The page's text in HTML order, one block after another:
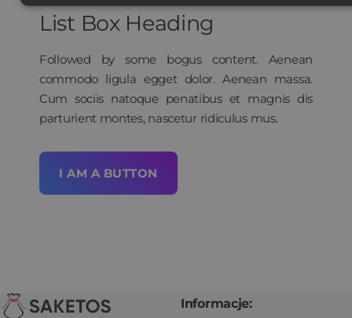
List Box Heading
Followed by some bogus content. Aenean
commodo ligula egget dolor. Aenean massa.
Cum sociis natoque penatibus et magnis dis
parturient montes, nascetur ridiculus mus.
I AM A BUTTON
Informacje: